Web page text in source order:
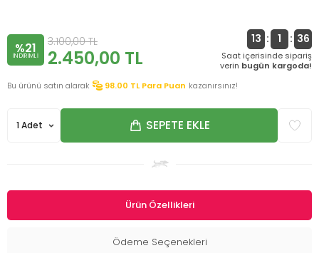
%21
INDIRIMLI
3.100,00TL
2.450,00 TL
13 : 1 : 35
Saat içerisinde sipariş
verin bugün kargoda!
Bu ürünü satın alarak
98.00 TL Para Puan kazanırsınız!
SEPETE EKLE
Ürün Özellikleri
Ödeme Seçenekleri